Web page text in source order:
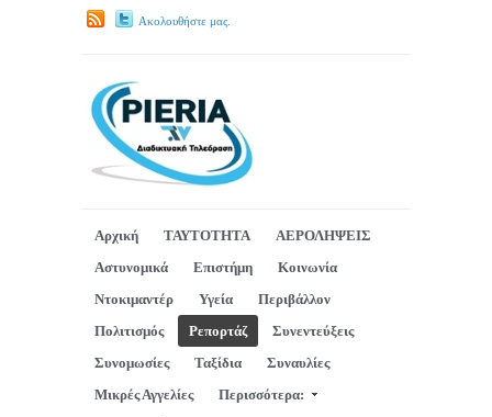
Ακολουθήστε μας.
Αρχική ΤΑΥΤΟΤΗΤΑ
ΑΕΡΟΛΗΨΕΙΣ
Αστυνομικά
Επιστήμη
Κοινωνία
Ντοκιμαντέρ
Υγεία
Περιβάλλον
Πολιτισμός
Ρεπορτάζ
Συνεντεύξεις
Συνομωσίες
Ταξίδια
Συναυλίες
Μικρές Αγγελίες
Περισσότερα: